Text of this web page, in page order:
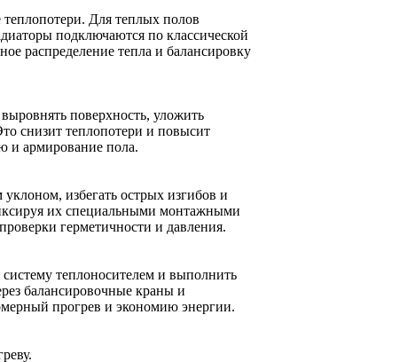
Для теплых полов
подключаются по классической
распределение тепла и балансировку
поверхность, уложить
снизит теплопотери и повысит
и армирование пола.
избегать острых изгибов и
их специальными монтажными
герметичности и давления.
теплоносителем и выполнить
балансировочные краны и
прогрев и экономию энергии.